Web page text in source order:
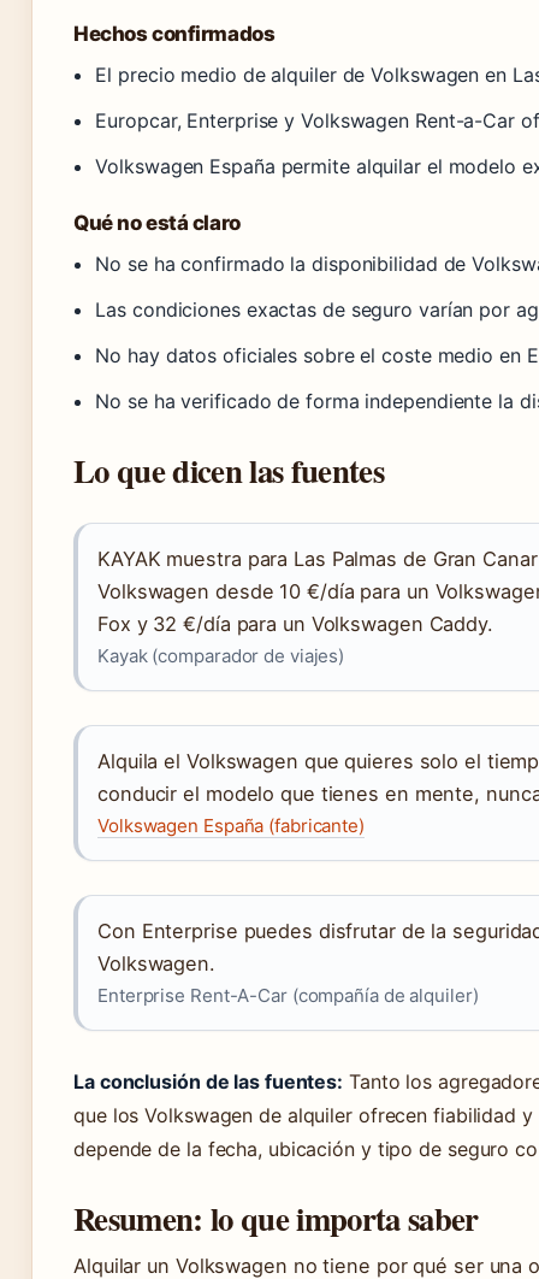
Hechos confirmados
El precio medio de alquiler de Volkswagen en
Europcar, Enterprise y Volkswagen Rent-a-Car
Volkswagen España permite alquilar el modelo
Qué no está claro
No se ha confirmado la disponibilidad de
Las condiciones exactas de seguro varían por
No hay datos oficiales sobre el coste medio en
No se ha verificado de forma independiente la
Lo que dicen las fuentes
KAYAK muestra para Las Palmas de Gran
Volkswagen desde 10 €/día para un
Fox y 32 €/día para un Volkswagen Caddy.
Kayak (comparador de viajes)
Alquila el Volkswagen que quieres solo el
conducir el modelo que tienes en mente,
Volkswagen España (fabricante)
Con Enterprise puedes disfrutar de la
Volkswagen.
Enterprise Rent-A-Car (compañía de alquiler)
La conclusión de las fuentes: Tanto los
que los Volkswagen de alquiler ofrecen fiabilidad
depende de la fecha, ubicación y tipo de seguro
Resumen: lo que importa saber
Alquilar un Volkswagen no tiene por qué ser una